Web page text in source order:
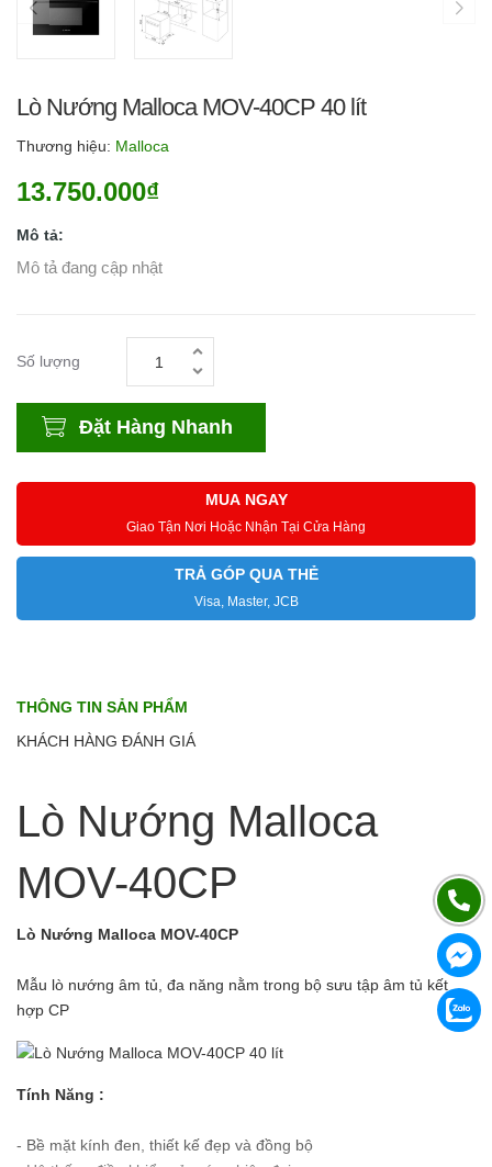
Lò Nướng Malloca MOV-40CP 40 lít
Thương hiệu: Malloca
13.750.000₫
Mô tả:
Mô tả đang cập nhật
Số lượng
Đặt Hàng Nhanh
MUA NGAY
Giao Tận Nơi Hoặc Nhận Tại Cửa Hàng
TRẢ GÓP QUA THẺ
Visa, Master, JCB
THÔNG TIN SẢN PHẨM
KHÁCH HÀNG ĐÁNH GIÁ
Lò Nướng Malloca
MOV-40CP
Lò Nướng Malloca MOV-40CP
Mẫu lò nướng âm tủ, đa năng nằm trong bộ sưu tập âm tủ kết
hợp CP
Tính Năng :
- Bề mặt kính đen, thiết kế đẹp và đồng bộ